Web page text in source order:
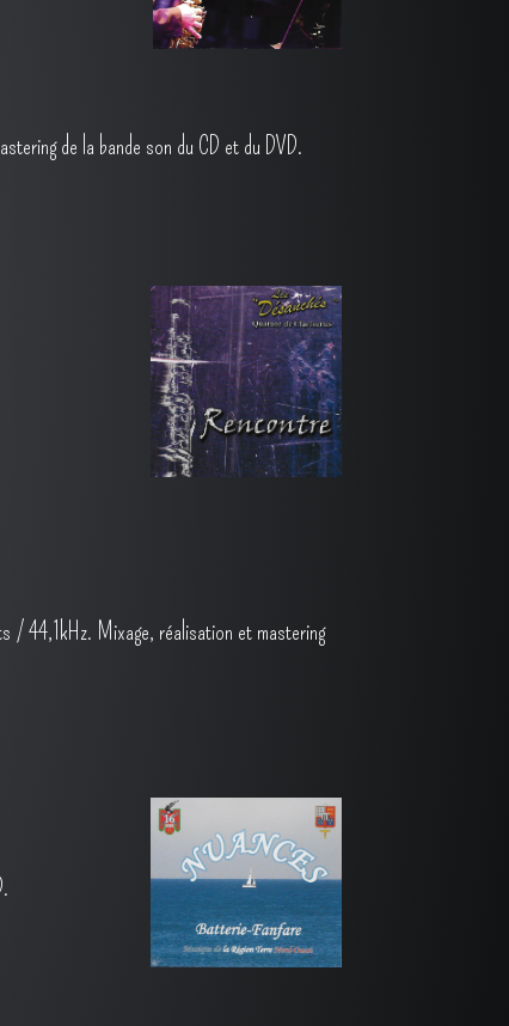
de la bande son du CD et du DVD.
/ 44,1kHz. Mixage, réalisation et mastering